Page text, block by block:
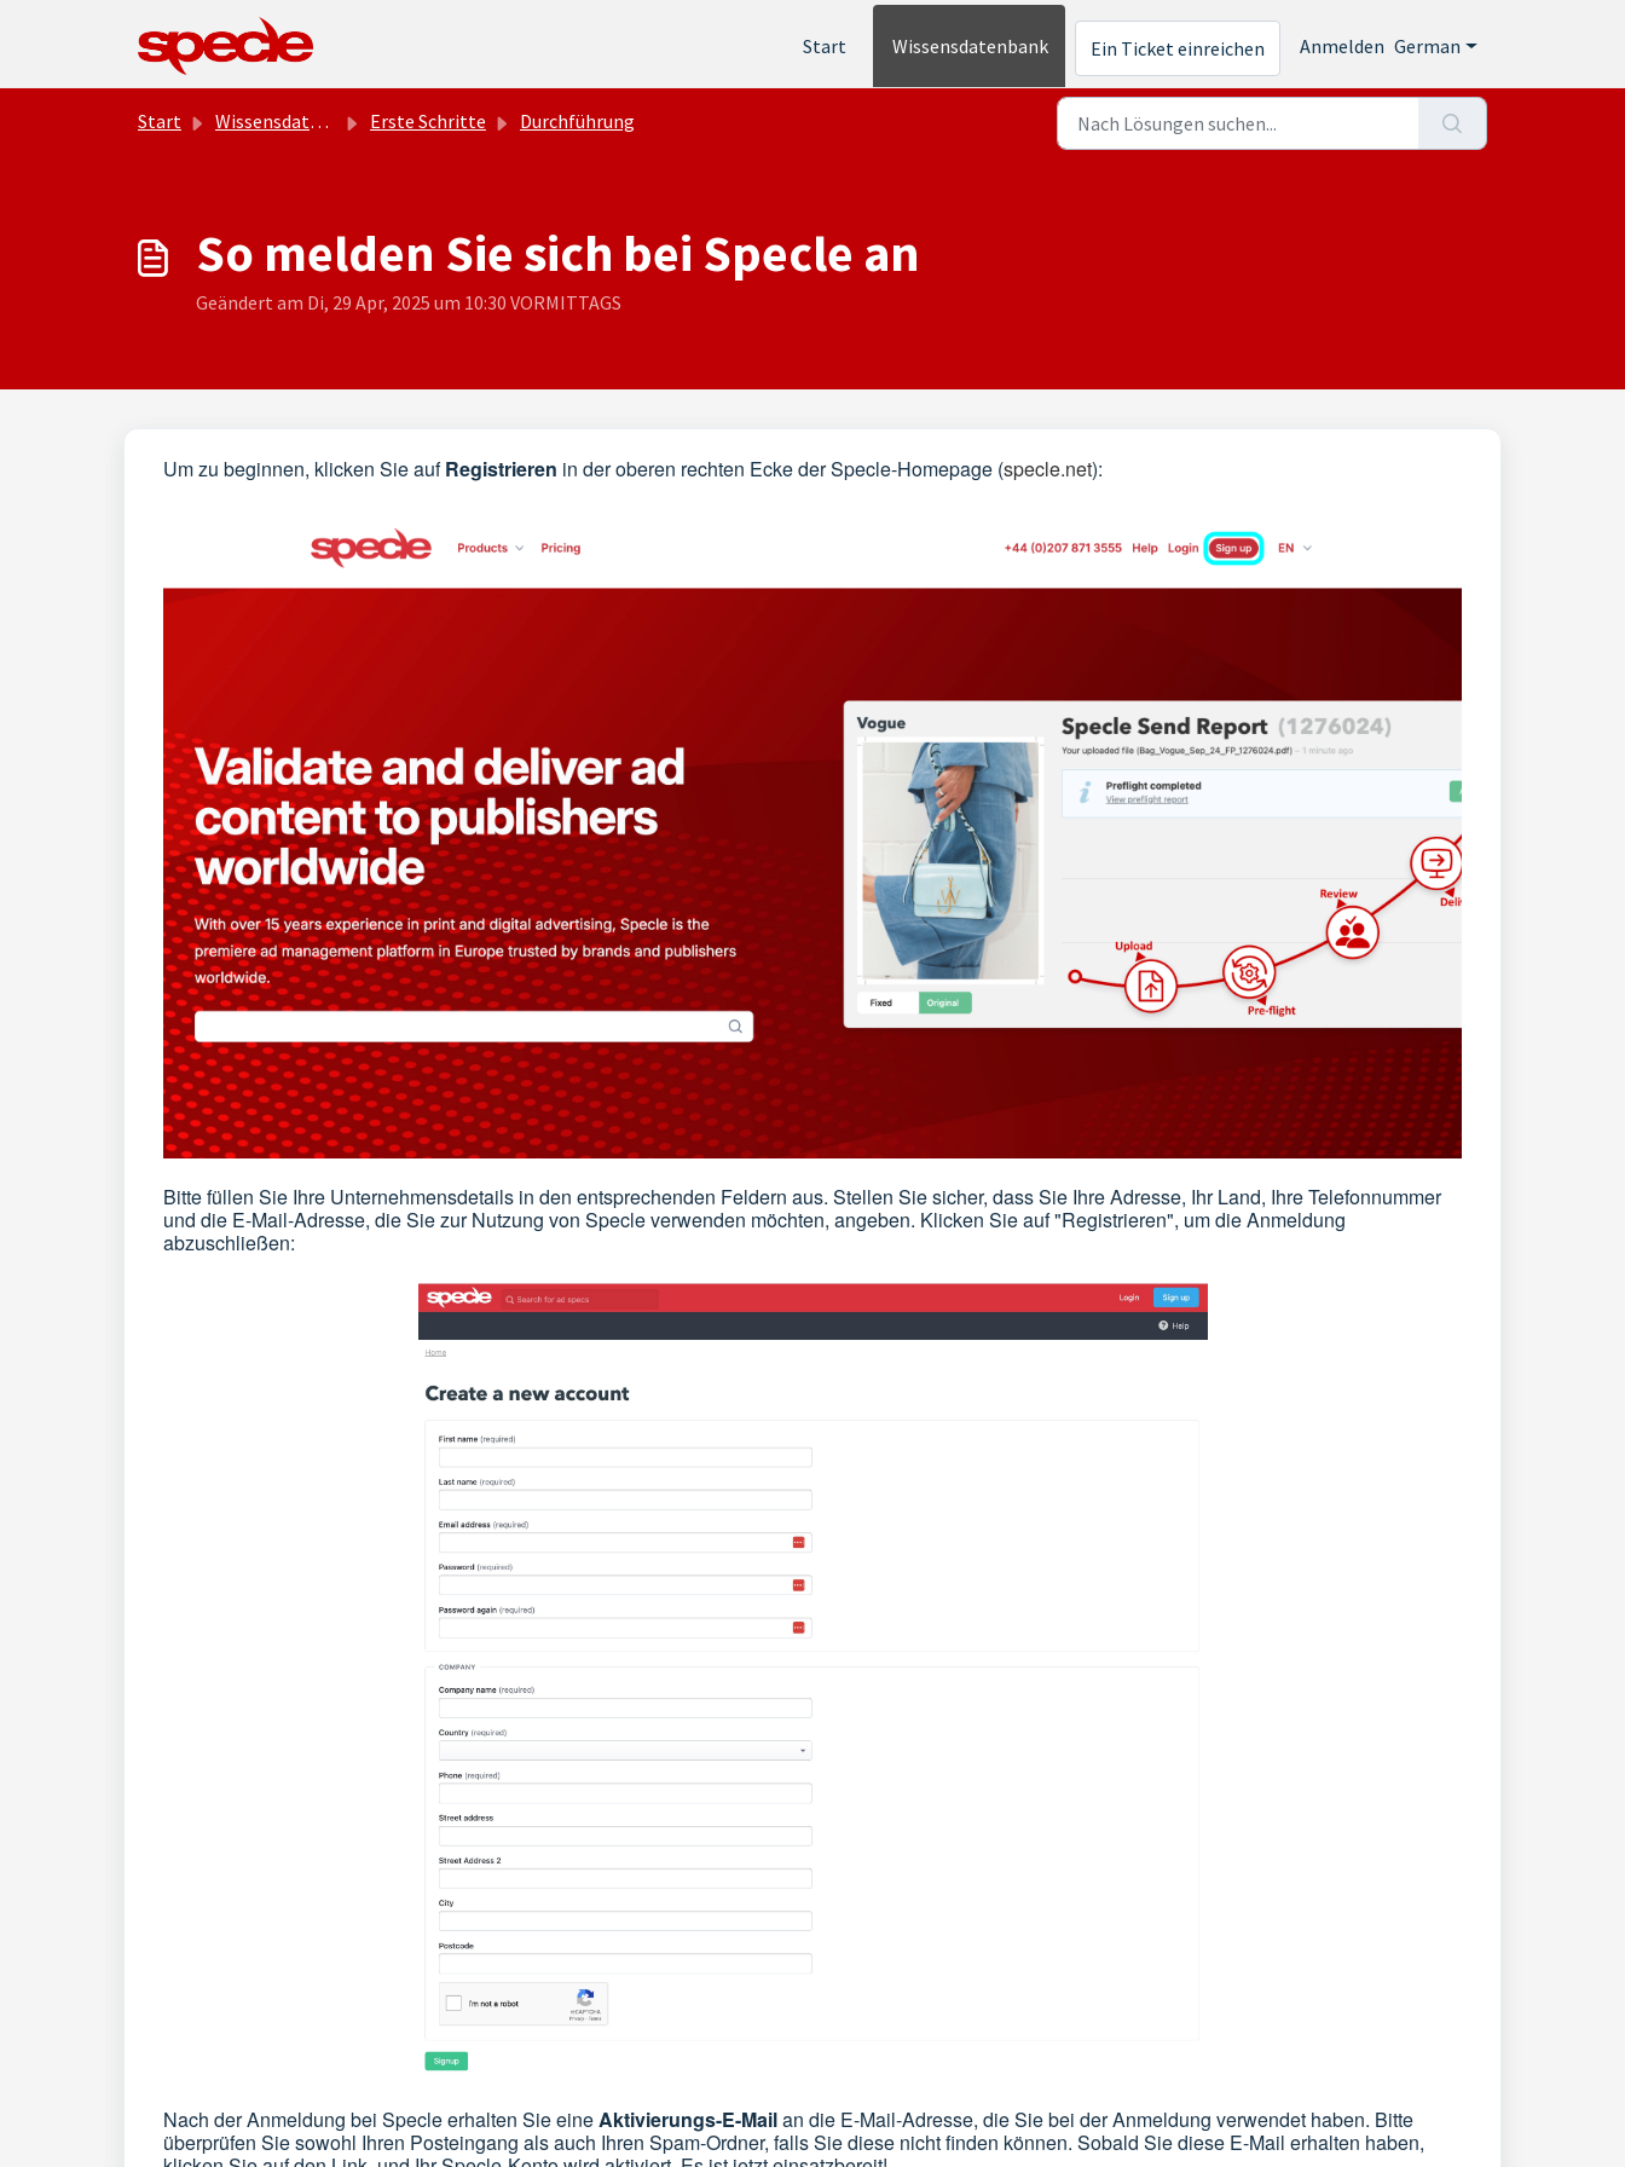
Zum hauptsächlichen Inhalt gehen
Start
Wissensdatenbank Ein Ticket einreichen Anmelden German
Start Wissensdatenbank Erste Schritte Durchführung
So melden Sie sich bei Specle an
Geändert am Di, 29 Apr, 2025 um 10:30 VORMITTAGS
Um zu beginnen, klicken Sie aufRegistrieren in der oberen rechten Ecke der Specle-Homepage (specle.net):
Bitte füllen Sie Ihre Unternehmensdetails in den entsprechenden Feldern aus. Stellen Sie sicher, dass Sie Ihre Adresse, Ihr Land, Ihre Telefonnummer
und die E-Mail-Adresse, die Sie zur Nutzung von Specle verwenden möchten, angeben. Klicken Sie auf "Registrieren", um die Anmeldung
abzuschließen:
Nach der Anmeldung bei Specle erhalten Sie eine Aktivierungs-E-Mailan die E-Mail-Adresse, die Sie bei der Anmeldung verwendet haben. Bitte
überprüfen Sie sowohl Ihren Posteingang als auch Ihren Spam-Ordner, falls Sie diese nicht finden können. Sobald Sie diese E-Mail erhalten haben,